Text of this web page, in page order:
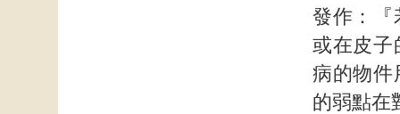
發作：『
或在皮子
病的物件
的弱點在